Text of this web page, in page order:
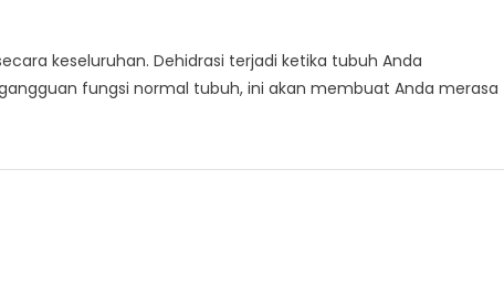
keseluruhan. Dehidrasi terjadi ketika tubuh Anda
fungsi normal tubuh, ini akan membuat Anda merasa